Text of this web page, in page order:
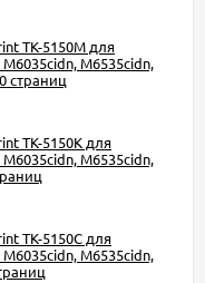
TK-5150M для
M6535cidn,
страниц
TK-5150K для
M6535cidn,
TK-5150C для
M6535cidn,